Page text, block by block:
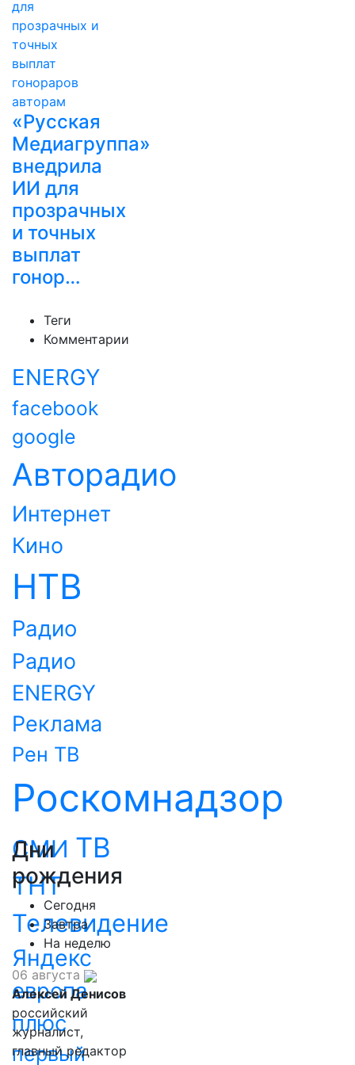
«Русская
Медиагруппа»
внедрила
ИИ для
прозрачных
и точных
выплат
гонор…
Теги
Комментарии
ENERGY
facebook
google
Авторадио
Интернет
Кино
НТВ
Радио
Радио
ENERGY
Реклама
Рен ТВ
Роскомнадзор
СМИ ТВ
ТНТ
Телевидение
Яндекс
европа
плюс
первый
Дни
рождения
Сегодня
Завтра
На неделю
06 августа
Алексей Денисов
российский
журналист,
главный редактор